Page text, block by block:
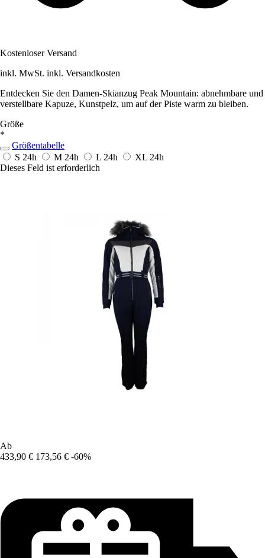
Kostenloser Versand
inkl. MwSt. inkl. Versandkosten
Entdecken Sie den Damen-Skianzug Peak Mountain: abnehmbare und
verstellbare Kapuze, Kunstpelz, um auf der Piste warm zu bleiben.
Größe
*
Größentabelle
S 24h M 24h L 24h XL 24h
Dieses Feld ist erforderlich
Ab
433,90 € 173,56 € -60%